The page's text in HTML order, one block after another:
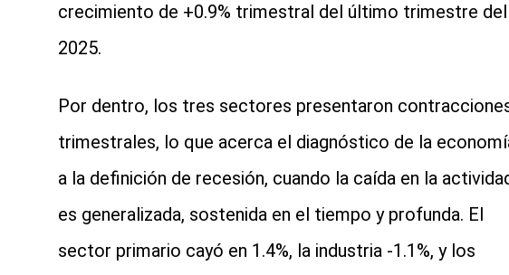
crecimiento de +0.9% trimestral del último trimestre del
2025.
Por dentro, los tres sectores presentaron
trimestrales, lo que acerca el diagnóstico de la
a la definición de recesión, cuando la caída en la
es generalizada, sostenida en el tiempo y profunda. El
sector primario cayó en 1.4%, la industria -1.1%, y los